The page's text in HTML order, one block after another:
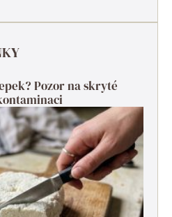
Pozor na skryté